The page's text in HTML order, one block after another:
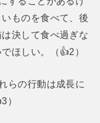
ものを食べて、後
決して食べ過ぎな
ほしい。（👍2）
らの行動は成長に
）